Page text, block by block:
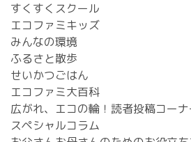
すくすくスクール
エコファミキッズ
みんなの環境
ふるさと散歩
せいかつごはん
エコファミ大百科
広がれ、エコの輪！読者投稿コーナ
スペシャルコラム